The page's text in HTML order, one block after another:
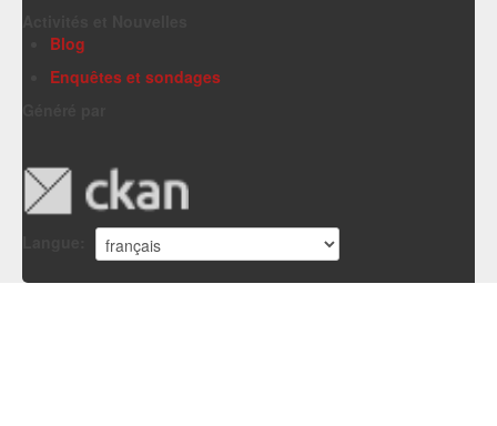
Blog
Enquêtes et sondages